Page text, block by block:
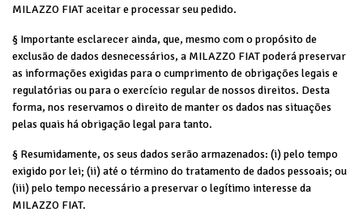
MILAZZO FIAT aceitar e processar seu pedido.
§ Importante esclarecer ainda, que, mesmo com o propósito de
exclusão de dados desnecessários, a MILAZZO FIAT poderá preservar
as informações exigidas para o cumprimento de obrigações legais e
regulatórias ou para o exercício regular de nossos direitos. Desta
forma, nos reservamos o direito de manter os dados nas situações
pelas quais há obrigação legal para tanto.
§ Resumidamente, os seus dados serão armazenados: (i) pelo tempo
exigido por lei; (ii) até o término do tratamento de dados pessoais; ou
(iii) pelo tempo necessário a preservar o legítimo interesse da
MILAZZO FIAT.